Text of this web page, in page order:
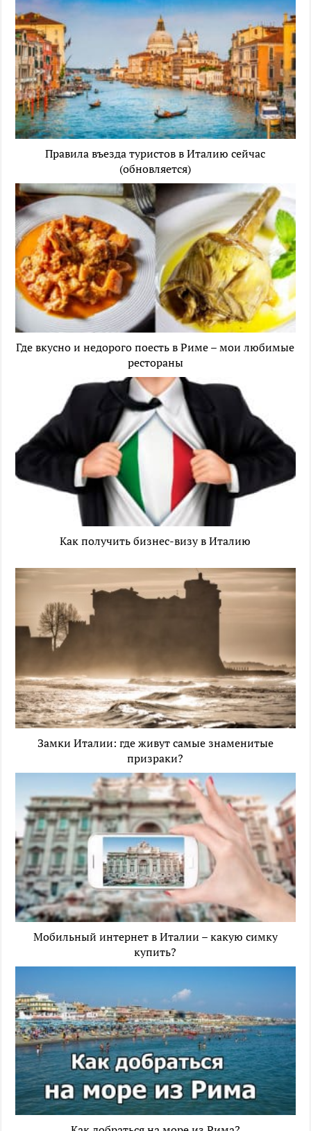
Правила въезда туристов в Италию сейчас
(обновляется)
Где вкусно и недорого поесть в Риме – мои любимые
рестораны
Как получить бизнес-визу в Италию
Замки Италии: где живут самые знаменитые
призраки?
Мобильный интернет в Италии – какую симку
купить?